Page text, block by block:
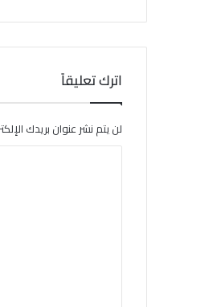
اترك تعليقاً
لن يتم نشر عنوان بريدك